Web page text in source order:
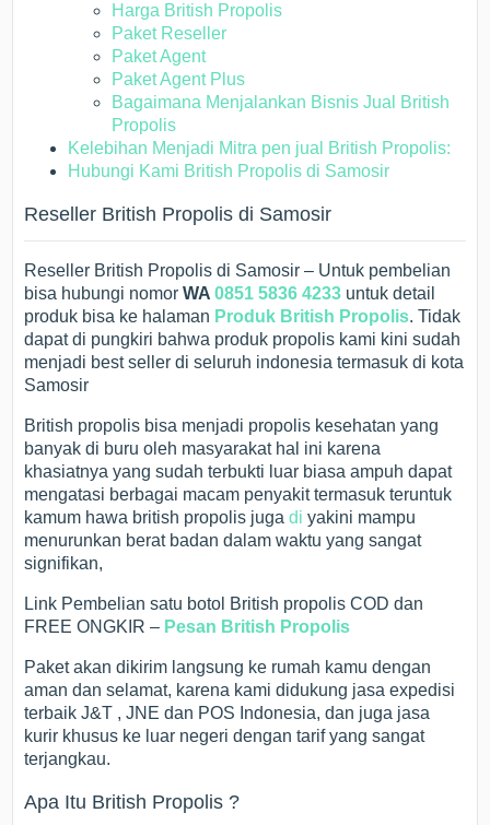
Harga British Propolis
Paket Reseller
Paket Agent
Paket Agent Plus
Bagaimana Menjalankan Bisnis Jual British
Propolis
Kelebihan Menjadi Mitra pen jual British Propolis:
Hubungi Kami British Propolis di Samosir
Reseller British Propolis di Samosir
Reseller British Propolis di Samosir – Untuk pembelian
bisa hubungi nomor WA0851 5836 4233 untuk detail
produk bisa ke halaman Produk British Propolis. Tidak
dapat di pungkiri bahwa produk propolis kami kini sudah
menjadi best seller di seluruh indonesia termasuk di kota
Samosir
British propolis bisa menjadi propolis kesehatan yang
banyak di buru oleh masyarakat hal ini karena
khasiatnya yang sudah terbukti luar biasa ampuh dapat
mengatasi berbagai macam penyakit termasuk teruntuk
kamum hawa british propolis jugadi yakini mampu
menurunkan berat badan dalam waktu yang sangat
signifikan,
Link Pembelian satu botol British propolis COD dan
FREE ONGKIR – Pesan British Propolis
Paket akan dikirim langsung ke rumah kamu dengan
aman dan selamat, karena kami didukung jasa expedisi
terbaik J&T , JNE dan POS Indonesia, dan juga jasa
kurir khusus ke luar negeri dengan tarif yang sangat
terjangkau.
Apa Itu British Propolis ?